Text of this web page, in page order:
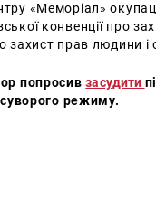
«Меморіал»
конвенції про
захист прав людини і
попросивзасудити
суворого режиму.